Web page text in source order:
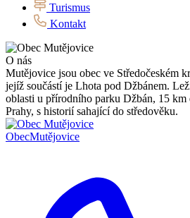
Turismus
Kontakt
O nás
Mutějovice jsou obec ve Středočeském
jejíž součástí je Lhota pod Džbánem.
oblasti u přírodního parku Džbán, 15
Prahy, s historií sahající do středověku.
ObecMutějovice